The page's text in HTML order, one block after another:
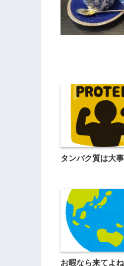
タンパク質は大
お暇なら来てよね